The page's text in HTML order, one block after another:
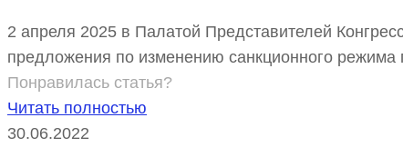
2 апреля 2025 в Палатой Представителей
предложения по изменению санкционного
Понравилась статья?
Читать полностью
30.06.2022